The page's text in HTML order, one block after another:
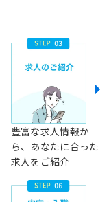
豊富な求人情報か
ら、あなたに合った
求人をご紹介